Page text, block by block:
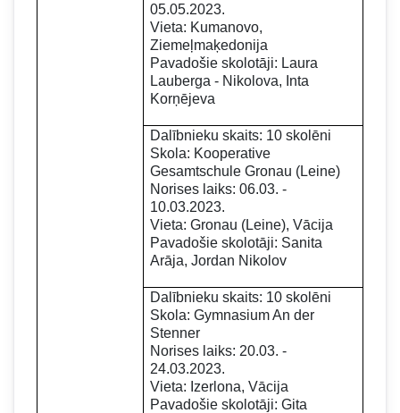
05.05.2023.
Vieta: Kumanovo,
Ziemeļmaķedonija
Pavadošie skolotāji: Laura
Lauberga - Nikolova, Inta
Korņējeva
Dalībnieku skaits: 10 skolēni
Skola: Kooperative
Gesamtschule Gronau (Leine)
Norises laiks: 06.03. -
10.03.2023.
Vieta: Gronau (Leine), Vācija
Pavadošie skolotāji: Sanita
Arāja, Jordan Nikolov
Dalībnieku skaits: 10 skolēni
Skola: Gymnasium An der
Stenner
Norises laiks: 20.03. -
24.03.2023.
Vieta: Izerlona, Vācija
Pavadošie skolotāji: Gita